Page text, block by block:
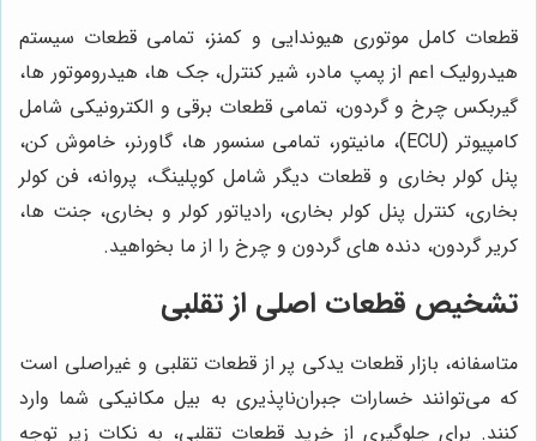
قطعات کامل موتوری هیوندایی و کمنز، تمامی قطعات سیستم
هیدرولیک اعم از پمپ مادر، شیر کنترل، جک ها، هیدروموتور ها،
گیربکس چرخ و گردون، تمامی قطعات برقی و الکترونیکی شامل
کامپیوتر (ECU)، مانیتور، تمامی سنسور ها، گاورنر، خاموش کن،
پنل کولر بخاری و قطعات دیگر شامل کوپلینگ، پروانه، فن کولر
بخاری، کنترل پنل کولر بخاری، رادیاتور کولر و بخاری، جنت ها،
کریر گردون، دنده های گردون و چرخ را از ما بخواهید.
تشخیص قطعات اصلی از تقلبی
متاسفانه، بازار قطعات یدکی پر از قطعات تقلبی و غیراصلی است
که می‌توانند خسارات جبران‌ناپذیری به بیل مکانیکی شما وارد
کنند. برای جلوگیری از خرید قطعات تقلبی، به نکات زیر توجه